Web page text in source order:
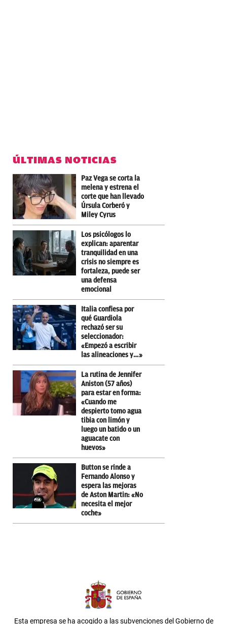
ÚLTIMAS NOTICIAS
Paz Vega se corta la
melena y estrena el
corte que han llevado
Úrsula Corberó y
Miley Cyrus
Los psicólogos lo
explican: aparentar
tranquilidad en una
crisis no siempre es
fortaleza, puede ser
una defensa
emocional
Italia confiesa por
qué Guardiola
rechazó ser su
seleccionador:
«Empezó a escribir
las alineaciones y…»
La rutina de Jennifer
Aniston (57 años)
para estar en forma:
«Cuando me
despierto tomo agua
tibia con limón y
luego un batido o un
aguacate con
huevos»
Button se rinde a
Fernando Alonso y
espera las mejoras
de Aston Martin: «No
necesita el mejor
coche»
Esta empresa se ha acogido a las subvenciones del Gobierno de